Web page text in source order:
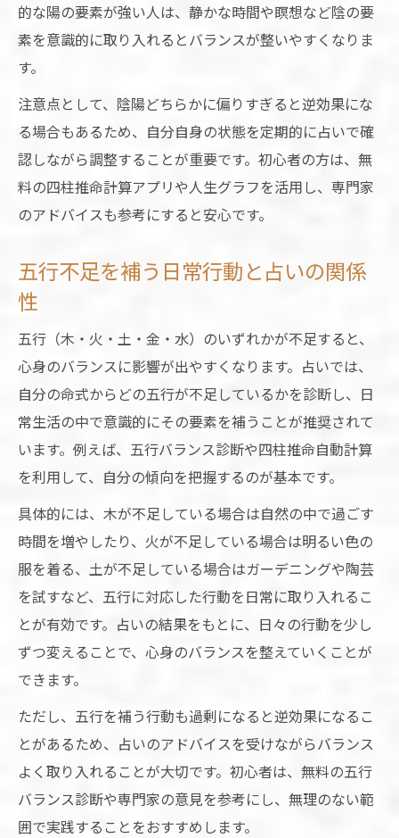
的な陽の要素が強い人は、静かな時間や瞑想など陰の要
素を意識的に取り入れるとバランスが整いやすくなりま
す。
注意点として、陰陽どちらかに偏りすぎると逆効果にな
る場合もあるため、自分自身の状態を定期的に占いで確
認しながら調整することが重要です。初心者の方は、無
料の四柱推命計算アプリや人生グラフを活用し、専門家
のアドバイスも参考にすると安心です。
五行不足を補う日常行動と占いの関係
性
五行（木・火・土・金・水）のいずれかが不足すると、
心身のバランスに影響が出やすくなります。占いでは、
自分の命式からどの五行が不足しているかを診断し、日
常生活の中で意識的にその要素を補うことが推奨されて
います。例えば、五行バランス診断や四柱推命自動計算
を利用して、自分の傾向を把握するのが基本です。
具体的には、木が不足している場合は自然の中で過ごす
時間を増やしたり、火が不足している場合は明るい色の
服を着る、土が不足している場合はガーデニングや陶芸
を試すなど、五行に対応した行動を日常に取り入れるこ
とが有効です。占いの結果をもとに、日々の行動を少し
ずつ変えることで、心身のバランスを整えていくことが
できます。
ただし、五行を補う行動も過剰になると逆効果になるこ
とがあるため、占いのアドバイスを受けながらバランス
よく取り入れることが大切です。初心者は、無料の五行
バランス診断や専門家の意見を参考にし、無理のない範
囲で実践することをおすすめします。